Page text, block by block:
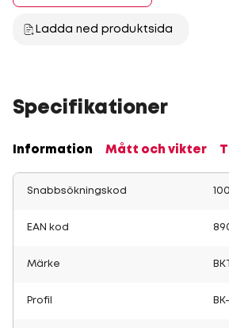
Ladda ned produktsida
Specifikationer
Information Mått och vikter
Snabbsökningskod
EAN kod
Märke BKT
Profil